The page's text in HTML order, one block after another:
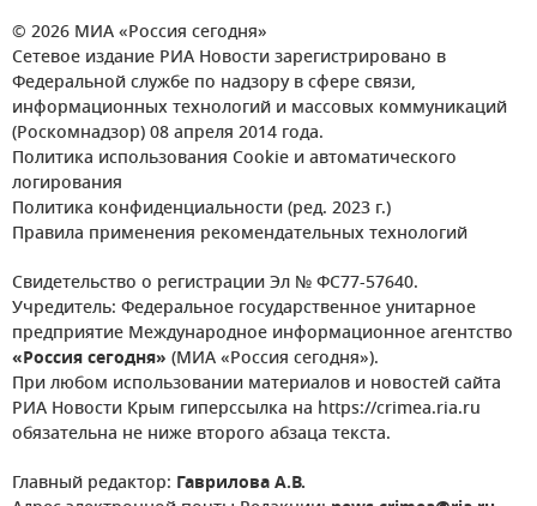
© 2026 МИА «Россия сегодня»
Сетевое издание РИА Новости зарегистрировано в
Федеральной службе по надзору в сфере связи,
информационных технологий и массовых коммуникаций
(Роскомнадзор) 08 апреля 2014 года.
Политика использования Cookie и автоматического
логирования
Политика конфиденциальности (ред. 2023 г.)
Правила применения рекомендательных технологий
Свидетельство о регистрации Эл № ФС77-57640.
Учредитель: Федеральное государственное унитарное
предприятие Международное информационное агентство
«Россия сегодня» (МИА «Россия сегодня»).
При любом использовании материалов и новостей сайта
РИА Новости Крым гиперссылка на https://crimea.ria.ru
обязательна не ниже второго абзаца текста.
Главный редактор: Гаврилова А.В.